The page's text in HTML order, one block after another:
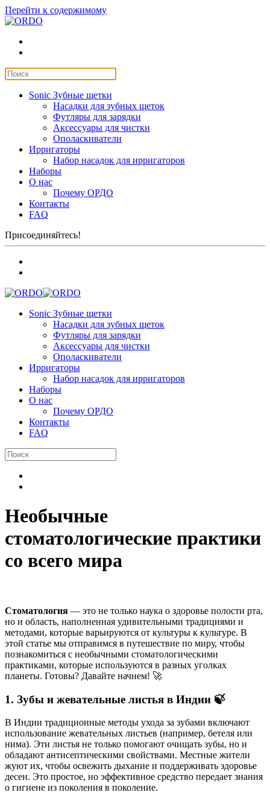
Перейти к содержимому
Sonic Зубные щетки
Насадки для зубных щеток
Футляры для зарядки
Аксессуары для чистки
Ополаскиватели
Ирригаторы
Набор насадок для ирригаторов
Наборы
О нас
Почему ОРДО
Контакты
FAQ
Присоединяйтесь!
Sonic Зубные щетки
Насадки для зубных щеток
Футляры для зарядки
Аксессуары для чистки
Ополаскиватели
Ирригаторы
Набор насадок для ирригаторов
Наборы
О нас
Почему ОРДО
Контакты
FAQ
Необычные
стоматологические практики
со всего мира
Стоматология — это не только наука о здоровье полости рта,
но и область, наполненная удивительными традициями и
методами, которые варьируются от культуры к культуре. В
этой статье мы отправимся в путешествие по миру, чтобы
познакомиться с необычными стоматологическими
практиками, которые используются в разных уголках
планеты. Готовы? Давайте начнем! 🚀
1. Зубы и жевательные листья в Индии 🍃
В Индии традиционные методы ухода за зубами включают
использование жевательных листьев (например, бетеля или
нима). Эти листья не только помогают очищать зубы, но и
обладают антисептическими свойствами. Местные жители
жуют их, чтобы освежить дыхание и поддерживать здоровье
десен. Это простое, но эффективное средство передает знания
о гигиене из поколения в поколение.